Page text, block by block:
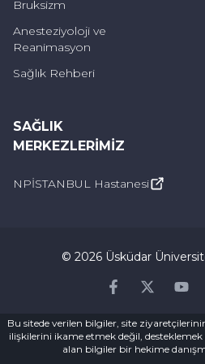
kullanan kişilerde,
kızarıklık, şişlik veya
Diş eti hastalıkları erken
edilmediğinde, sadece ağız
kayıplarını önlemek ve
başvurmalısınız.
Periodontoloji Ne
Periodontoloji, diş
Bruksizm
Anesteziyoloji ve
Reanimasyon
Sağlık Rehberi
SAĞLIK
MERKEZLERIMIZ
NPİSTANBUL Hastanesi
© 2026 Üsküdar
Bu sitede verilen bilgiler, site
ilişkilerini ikame etmek değil,
alan bilgiler bir hekime